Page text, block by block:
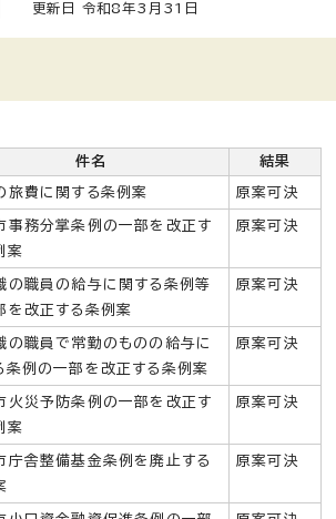
更新日 令和8年3月31日
件名
結果
旅費に関する条例案 原案可決
事務分掌条例の一部を改正す
案
原案可決
の職員の給与に関する条例等
を改正する条例案
原案可決
の職員で常勤のものの給与に
条例の一部を改正する条例案
原案可決
火災予防条例の一部を改正す
案
原案可決
庁舎整備基金条例を廃止する
原案可決